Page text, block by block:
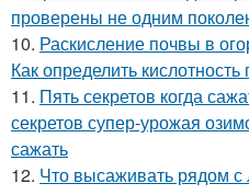
проверены не одним
10. Раскисление почвы в
Как определить
11. Пять секретов когда
секретов супер-урожая
сажать
12. Что высаживать рядом